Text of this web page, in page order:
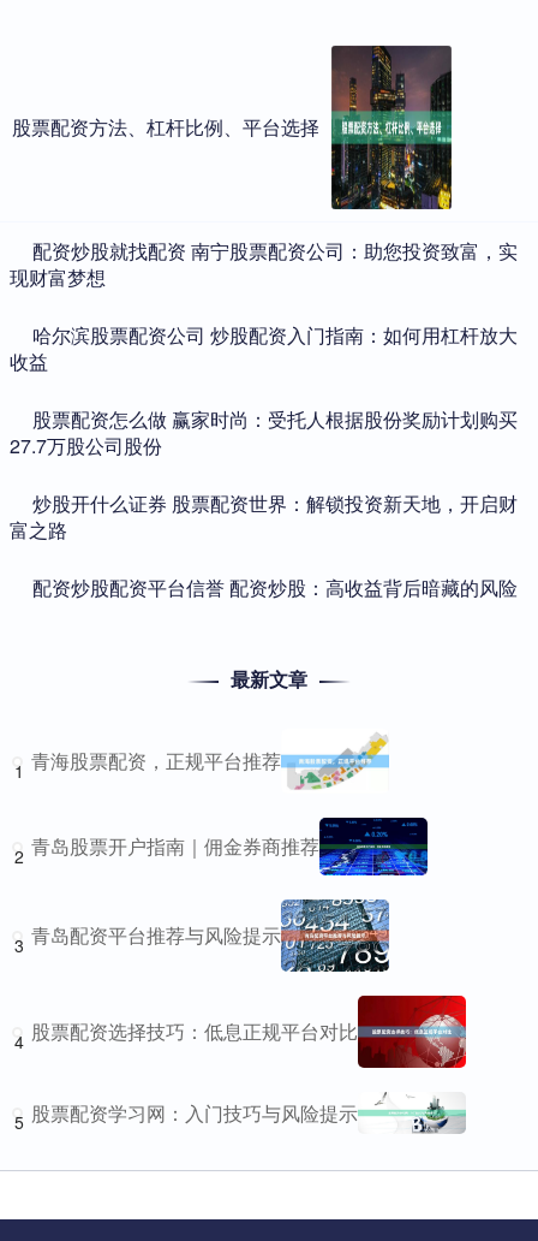
股票配资方法、杠杆比例、平台选择
​配资炒股就找配资 南宁股票配资公司：助您投资致富，实
现财富梦想
​哈尔滨股票配资公司 炒股配资入门指南：如何用杠杆放大
收益
​股票配资怎么做 赢家时尚：受托人根据股份奖励计划购买
27.7万股公司股份
​炒股开什么证券 股票配资世界：解锁投资新天地，开启财
富之路
​配资炒股配资平台信誉 配资炒股：高收益背后暗藏的风险
最新文章
1 青海股票配资，正规平台推荐
2 青岛股票开户指南｜佣金券商推荐
3 青岛配资平台推荐与风险提示
4 股票配资选择技巧：低息正规平台对比
5 股票配资学习网：入门技巧与风险提示